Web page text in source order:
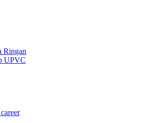
Ringan
UPVC